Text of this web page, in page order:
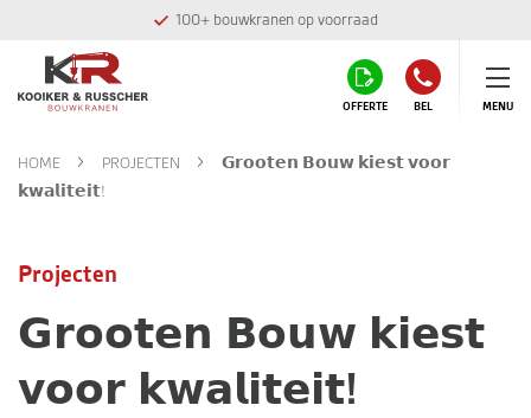
100+ bouwkranen op voorraad
OFFERTE BEL MENU
HOME PROJECTEN
𝗚𝗿𝗼𝗼𝘁𝗲𝗻 𝗕𝗼𝘂𝘄 𝗸𝗶𝗲𝘀𝘁 𝘃𝗼𝗼𝗿
𝗸𝘄𝗮𝗹𝗶𝘁𝗲𝗶𝘁!
Projecten
𝗚𝗿𝗼𝗼𝘁𝗲𝗻 𝗕𝗼𝘂𝘄 𝗸𝗶𝗲𝘀𝘁
𝘃𝗼𝗼𝗿 𝗸𝘄𝗮𝗹𝗶𝘁𝗲𝗶𝘁!